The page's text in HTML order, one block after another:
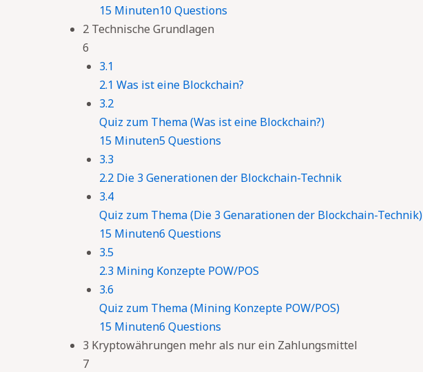
15 Minuten10 Questions
2 Technische Grundlagen
6
3.1
2.1 Was ist eine Blockchain?
3.2
Quiz zum Thema (Was ist eine Blockchain?)
15 Minuten5 Questions
3.3
2.2 Die 3 Generationen der Blockchain-Technik
3.4
Quiz zum Thema (Die 3 Genarationen der Blockchain-Technik)
15 Minuten6 Questions
3.5
2.3 Mining Konzepte POW/POS
3.6
Quiz zum Thema (Mining Konzepte POW/POS)
15 Minuten6 Questions
3 Kryptowährungen mehr als nur ein Zahlungsmittel
7